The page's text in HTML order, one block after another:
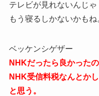
テレビが見れないんじゃ
もう寝るしかないかもね
ベッケンシゲザー
NHKだったら良かったの
NHK受信料税なんとかし
と思う。